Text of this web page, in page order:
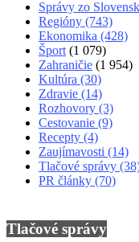
Správy zo
Regióny (743)
Ekonomika (428)
Šport (1 079)
Zahraničie (1 954)
Kultúra (30)
Zdravie (14)
Rozhovory (3)
Cestovanie (9)
Recepty (4)
Zaujímavosti (14)
Tlačové správy
PR články (70)
Tlačové správy